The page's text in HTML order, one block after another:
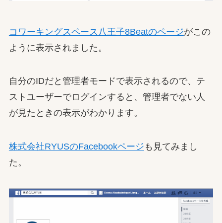
コワーキングスペース八王子8Beatのページがこの
ように表示されました。
自分のIDだと管理者モードで表示されるので、テ
ストユーザーでログインすると、管理者でない人
が見たときの表示がわかります。
株式会社RYUSのFacebookページ も見てみまし
た。